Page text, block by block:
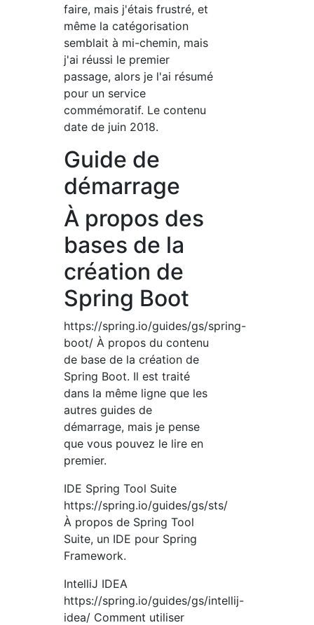
faire, mais j'étais frustré, et
même la catégorisation
semblait à mi-chemin, mais
j'ai réussi le premier
passage, alors je l'ai résumé
pour un service
commémoratif. Le contenu
date de juin 2018.
Guide de
démarrage
À propos des
bases de la
création de
Spring Boot
https://spring.io/guides/gs/spring-
boot/ À propos du contenu
de base de la création de
Spring Boot. Il est traité
dans la même ligne que les
autres guides de
démarrage, mais je pense
que vous pouvez le lire en
premier.
IDE Spring Tool Suite
https://spring.io/guides/gs/sts/
À propos de Spring Tool
Suite, un IDE pour Spring
Framework.
IntelliJ IDEA
https://spring.io/guides/gs/intellij-
idea/ Comment utiliser